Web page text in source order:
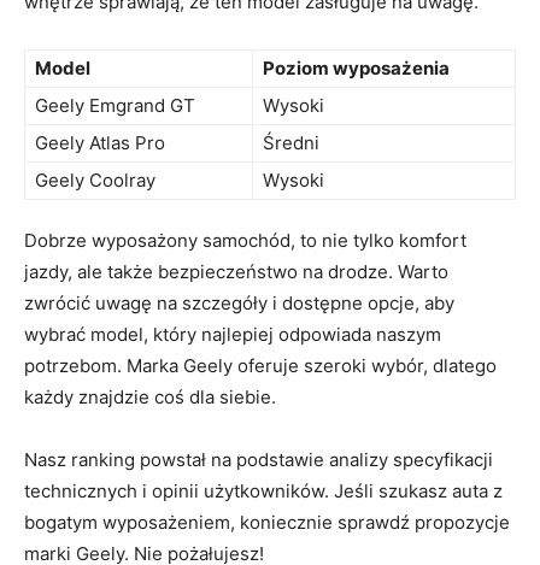
Model
Poziom wyposażenia
Geely⁢ Emgrand GT
Wysoki
Geely Atlas Pro
Średni
Geely Coolray
Wysoki
Dobrze wyposażony samochód, to nie tylko komfort
⁤jazdy, ale także bezpieczeństwo na drodze. Warto
zwrócić uwagę na szczegóły i dostępne opcje, aby
wybrać model, który najlepiej odpowiada naszym
potrzebom. Marka Geely oferuje szeroki wybór, dlatego
każdy znajdzie coś dla ⁤siebie.
Nasz ranking powstał na podstawie analizy specyfikacji
technicznych i opinii użytkowników. Jeśli ​szukasz auta z
bogatym wyposażeniem, koniecznie sprawdź propozycje
marki Geely. Nie pożałujesz!